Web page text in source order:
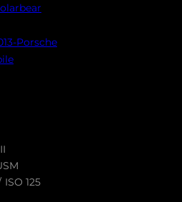
Porsche
ISO 125